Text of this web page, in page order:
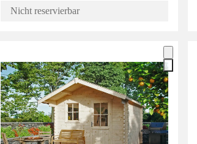
Nicht reservierbar